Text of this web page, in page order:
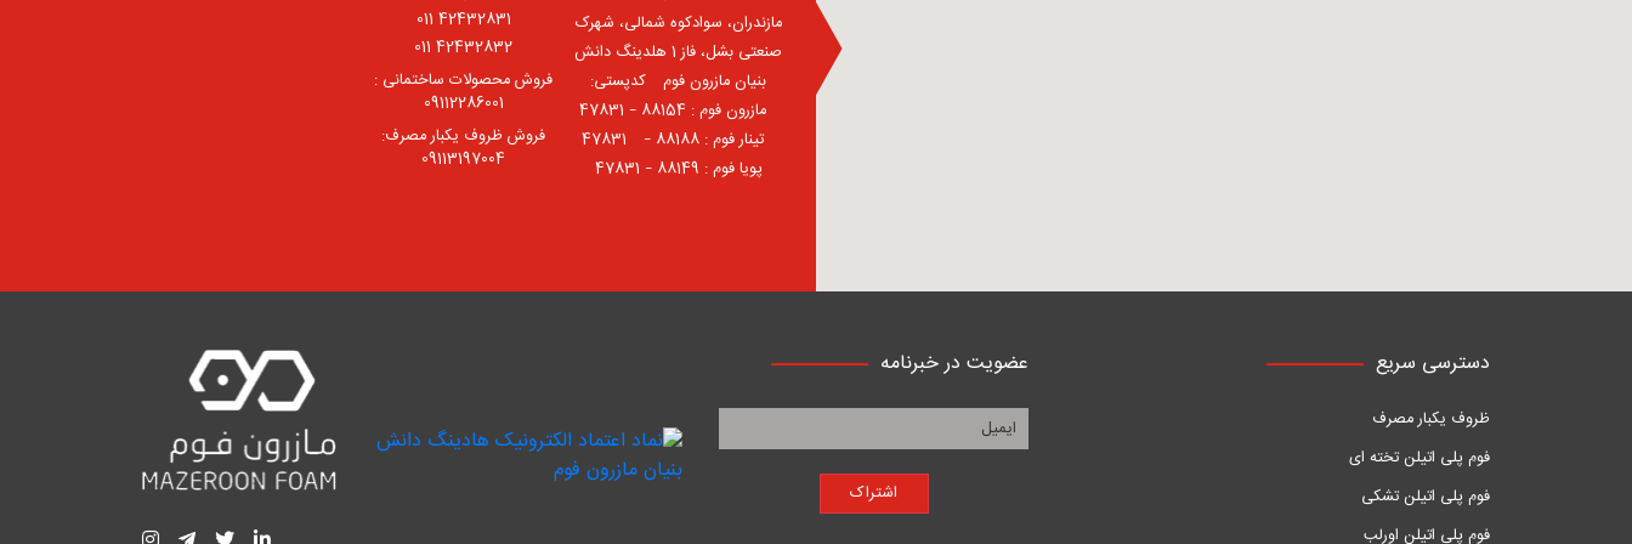
مازندران، سوادکوه شمالی، شهرک
صنعتی بشل، فاز 1 هلدینگ دانش
بنیان مازرون فوم ⠀کدپستی:
⠀مازرون فوم : 88154 – 47831
⠀تینار فوم : 88188 – 47831⠀
پویا فوم : 88149 – 47831
42432831 011
42432832 011
فروش محصولات ساختمانی :
09112286001
فروش ظروف یکبار مصرف:
09113197004
دسترسی سریع
ظروف یکبار مصرف
فوم پلی اتیلن تخته ای
فوم پلی اتیلن تشکی
فوم پلی اتیلن اورلب
عضویت در خبرنامه
اشتراک